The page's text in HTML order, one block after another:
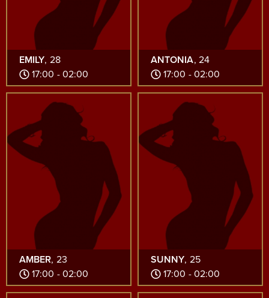
EMILY, 28
17:00 - 02:00
ANTONIA, 24
17:00 - 02:00
AMBER, 23
17:00 - 02:00
SUNNY, 25
17:00 - 02:00